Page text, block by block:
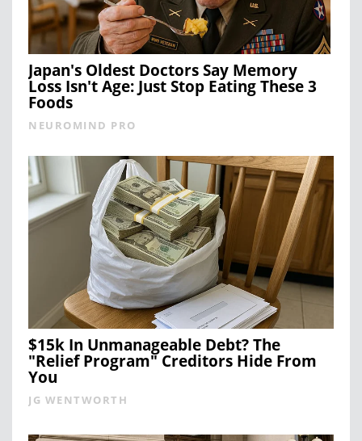
Japan's Oldest Doctors Say Memory
Loss Isn't Age: Just Stop Eating These 3
Foods
NEUROMIND PRO
$15k In Unmanageable Debt? The
"Relief Program" Creditors Hide From
You
JG WENTWORTH